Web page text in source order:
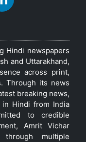
Hindi newspapers
and Uttarakhand,
across print,
Through its news
breaking news,
in Hindi from India
to credible
Amrit Vichar
multiple